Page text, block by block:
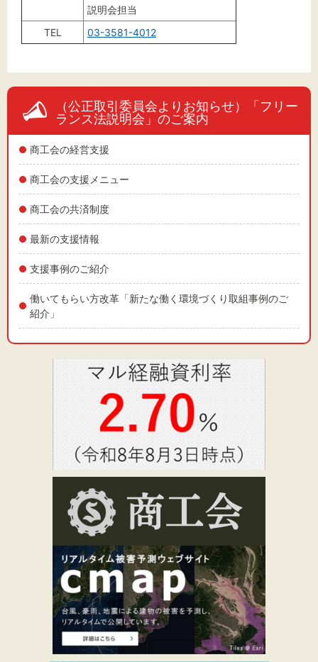
（公正取引委員会よりお知らせ）「フリー
ランス法説明会」のご案内
商工会の経営支援
商工会の支援メニュー
商工会の共済制度
最新の支援情報
支援事例のご紹介
働いてもらい方改革「新たな働く環境づくり取組事例のご
紹介」
説明会担当
TEL
03-3581-4012